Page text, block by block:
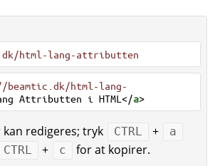
html-lang-attributten
html-lang-
Attributten i HTML</a>
redigeres; tryk CTRL + a
CTRL + c
for at kopirer.